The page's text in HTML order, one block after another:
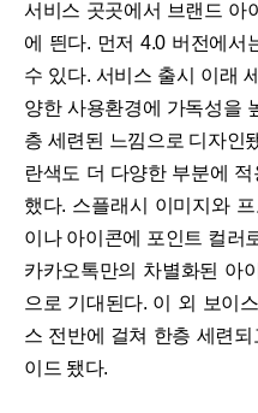
서비스 곳곳에서 브랜드 아
에 띈다. 먼저 4.0 버전에서
수 있다. 서비스 출시 이래
양한 사용환경에 가독성을
층 세련된 느낌으로 디자인
란색도 더 다양한 부분에
했다. 스플래시 이미지와
이나 아이콘에 포인트 컬러
카카오톡만의 차별화된 아
으로 기대된다. 이 외 보이
스 전반에 걸쳐 한층 세련
이드 됐다.